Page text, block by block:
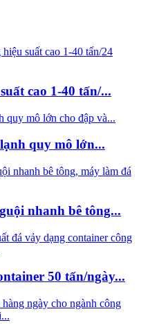
cao 1-40 tấn/...
quy mô lớn...
nhanh bê tông...
50 tấn/ngày...